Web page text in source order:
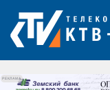
РЕКЛАМА